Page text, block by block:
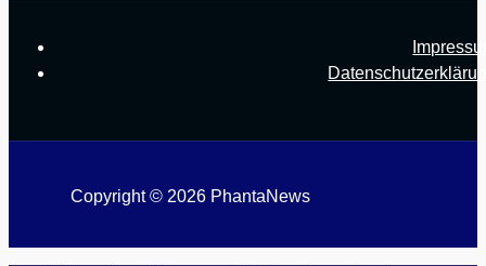
Copyright © 2026 PhantaNews